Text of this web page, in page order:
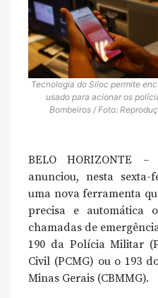
Tecnologia do Siloc permite
usado para acionar os
Bombeiros / Foto:
BELO HORIZONTE
anunciou, nesta
uma nova ferramenta
precisa e automática
chamadas de
190 da Polícia Militar
Civil (PCMG) ou o 193
Minas Gerais (CBMMG).